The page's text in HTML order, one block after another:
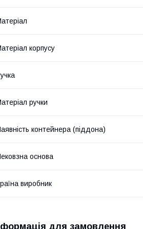
корпусу
ручки
контейнера (піддона)
основа
виробник
для замовлення